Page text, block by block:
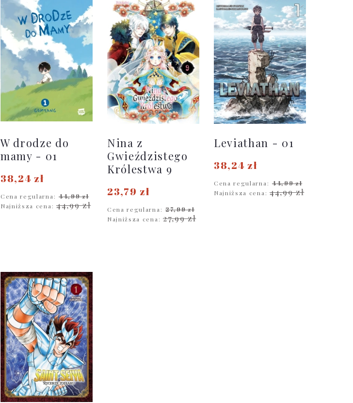
W drodze do
mamy - 01
38,24 zł
Cena regularna: 44,99 zł
Najniższa cena: 44,99 zł
Nina z
Gwieździstego
Królestwa 9
23,79 zł
Cena regularna: 27,99 zł
Najniższa cena: 27,99 zł
Leviathan - 01
38,24 zł
Cena regularna: 44,99 zł
Najniższa cena: 44,99 zł